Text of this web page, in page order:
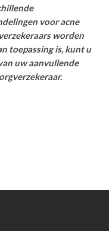
voor acne
worden
toepassing is, kunt u
uw aanvullende